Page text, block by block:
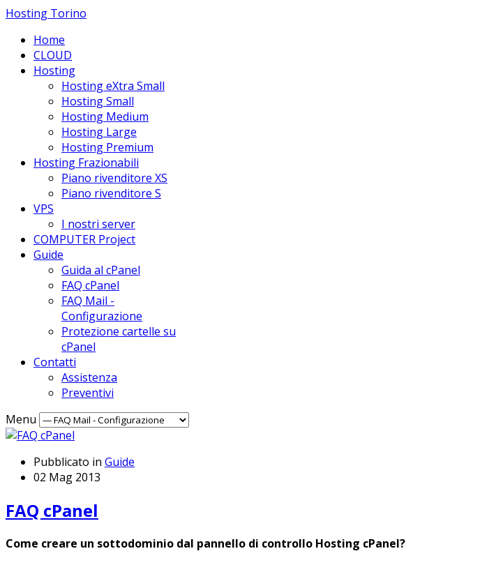
Hosting Torino
Home
CLOUD
Hosting
Hosting eXtra Small
Hosting Small
Hosting Medium
Hosting Large
Hosting Premium
Hosting Frazionabili
Piano rivenditore XS
Piano rivenditore S
VPS
I nostri server
COMPUTER Project
Guide
Guida al cPanel
FAQ cPanel
FAQ Mail -
Configurazione
Protezione cartelle su
cPanel
Contatti
Assistenza
Preventivi
Menu
Pubblicato in Guide
02 Mag 2013
FAQ cPanel
Come creare un sottodominio dal pannello di controllo Hosting cPanel?